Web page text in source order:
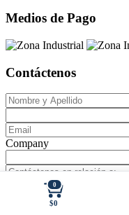
Medios de Pago
Contáctenos
Company
0
$0